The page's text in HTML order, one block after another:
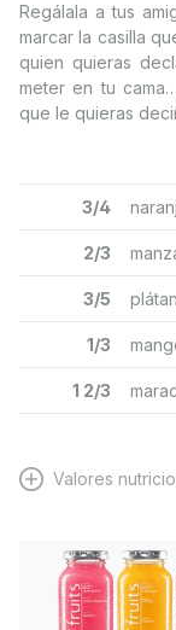
Regálala a tus
marcar la casilla
quien quieras
meter en tu
que le quieras
3/4
2/3
3/5
1/3
1 2/3
Valores